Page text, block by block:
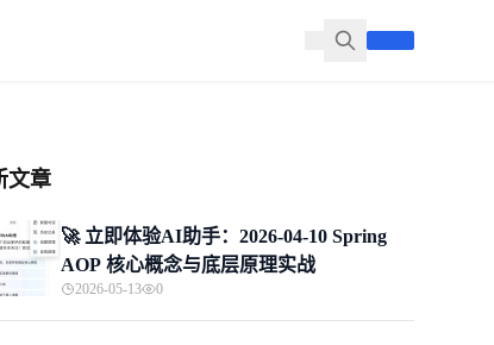
文章
🚀 立即体验AI助手：2026-04-10 Spring
AOP 核心概念与底层原理实战
2026-05-13 0